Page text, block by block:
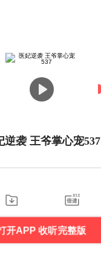
逆袭 王爷掌心宠537
打开APP 收听完整版